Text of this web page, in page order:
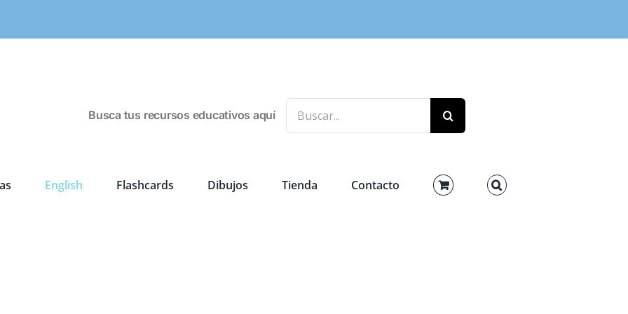
Busca tus recursos educativos aquí
English Flashcards Dibujos Tienda Contacto